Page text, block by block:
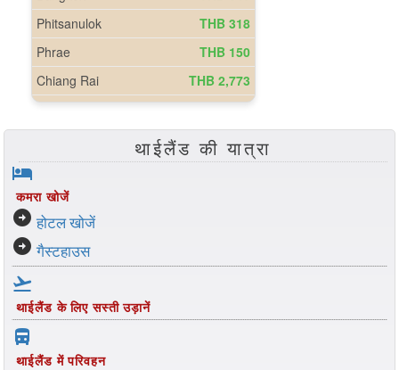
थाईलैंड की यात्रा
hotel
कमरा खोजें
arrow_circle_right होटल खोजें
arrow_circle_right गैस्टहाउस
flight_takeoff
थाईलैंड के लिए सस्ती उड़ानें
directions_bus_filled
थाईलैंड में परिवहन